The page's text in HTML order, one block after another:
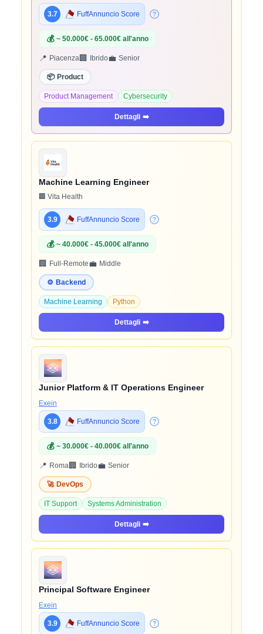
3.7 FuffAnnuncio Score
💰 ~ 50.000€ - 65.000€ all'anno
📍 Piacenza🏢 Ibrido💼 Senior
📦 Product
Product Management Cybersecurity
Dettagli ➡️
Machine Learning Engineer
🏢 Vita Health
3.9 FuffAnnuncio Score
💰 ~ 40.000€ - 45.000€ all'anno
🏢 Full-Remote💼 Middle
⚙️ Backend
Machine Learning Python
Dettagli ➡️
Junior Platform & IT Operations Engineer
Exein
3.8 FuffAnnuncio Score
💰 ~ 30.000€ - 40.000€ all'anno
📍 Roma🏢 Ibrido💼 Senior
🚀 DevOps
IT Support Systems Administration
Dettagli ➡️
Principal Software Engineer
Exein
3.9 FuffAnnuncio Score